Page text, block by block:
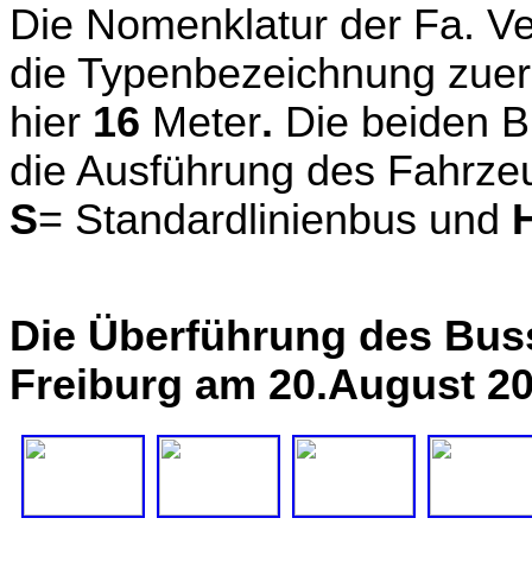
Die Nomenklatur der Fa.
die Typenbezeichnung
hier 16 Meter. Die beiden
die Ausführung des
S= Standardlinienbus und
Die Überführung des
Freiburg am 20.August